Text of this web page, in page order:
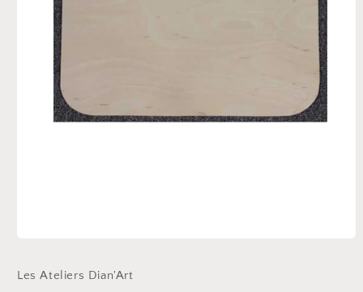
média
1
Les Ateliers Dian'Art